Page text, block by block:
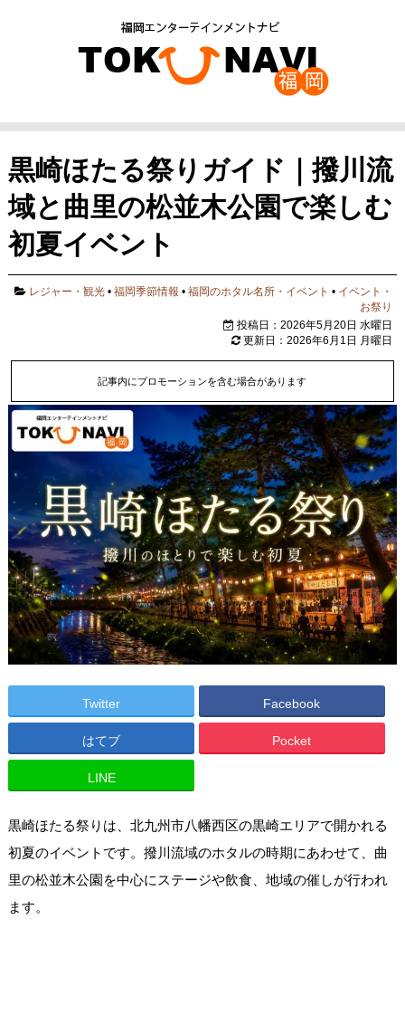
黒崎ほたる祭りガイド｜撥川流
域と曲里の松並木公園で楽しむ
初夏イベント
レジャー・観光 •福岡季節情報 •福岡のホタル名所・イベント • イベント・
お祭り
投稿日：2026年5月20日 水曜日
更新日：2026年6月1日 月曜日
記事内にプロモーションを含む場合があります
Twitter Facebook
はてブ Pocket
LINE
黒崎ほたる祭りは、北九州市八幡西区の黒崎エリアで開かれる
初夏のイベントです。撥川流域のホタルの時期にあわせて、曲
里の松並木公園を中心にステージや飲食、地域の催しが行われ
ます。